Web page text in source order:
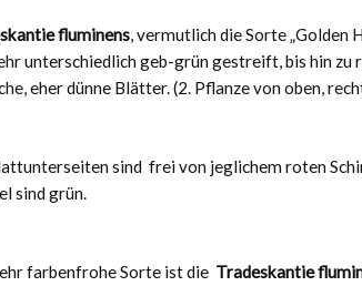
fluminens, vermutlich die Sorte „Golden
unterschiedlich geb-grün gestreift, bis hin
eher dünne Blätter. (2. Pflanze von oben,
sind frei von jeglichem roten
sind grün.
farbenfrohe Sorte ist die Tradeskantie